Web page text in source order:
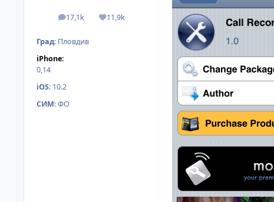
17,1k
мнения 11,9k
Reputation
Град: Пловдив
iPhone:
0,14
iOS: 10.2
СИМ:ФО